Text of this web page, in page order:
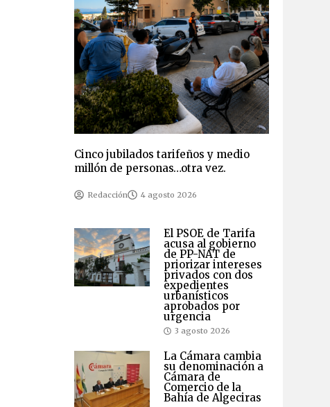
Cinco jubilados tarifeños y medio
millón de personas…otra vez.
Redacción 4 agosto 2026
El PSOE de Tarifa
acusa al gobierno
de PP-NAT de
priorizar intereses
privados con dos
expedientes
urbanísticos
aprobados por
urgencia
3 agosto 2026
La Cámara cambia
su denominación a
Cámara de
Comercio de la
Bahía de Algeciras